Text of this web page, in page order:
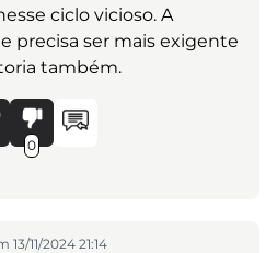
ciclo vicioso. A
precisa ser mais exigente
também.
0
11/2024 21:14